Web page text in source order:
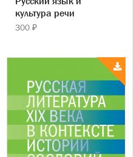
культура речи
300 ₽